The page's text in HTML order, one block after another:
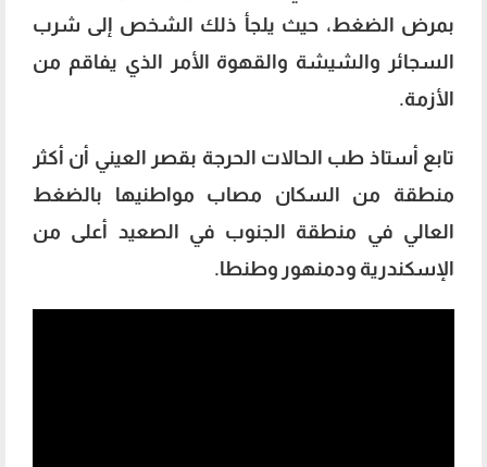
بمرض الضغط، حيث يلجأ ذلك الشخص إلى شرب
السجائر والشيشة والقهوة الأمر الذي يفاقم من
الأزمة.
تابع أستاذ طب الحالات الحرجة بقصر العيني أن أكثر
منطقة من السكان مصاب مواطنيها بالضغط
العالي في منطقة الجنوب في الصعيد أعلى من
الإسكندرية ودمنهور وطنطا.